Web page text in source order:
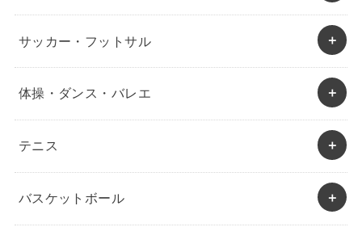
サッカー・フットサル
体操・ダンス・バレエ
テニス
バスケットボール